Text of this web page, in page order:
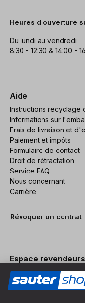
Heures d'ouverture
Du lundi au vendredi
8:30 - 12:30 & 14:00 -
Aide
Instructions recyclage
Informations sur
Frais de livraison et
Paiement et impôts
Formulaire de contact
Droit de rétractation
Service FAQ
Nous concernant
Carrière
Révoquer un contrat
Espace revendeurs
Devenir revendeur